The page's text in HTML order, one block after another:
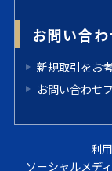
お問い合わ
新規取引をお
お問い合わせ
利
ソーシャルメデ